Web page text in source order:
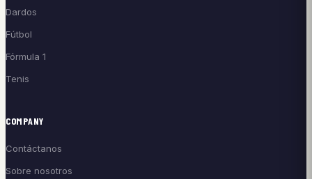
Dardos
Fútbol
Fórmula 1
Tenis
COMPANY
Contáctanos
Sobre nosotros